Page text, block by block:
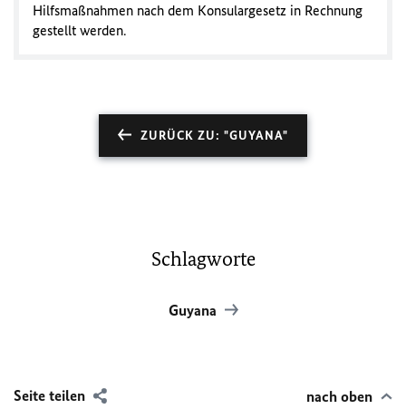
Hilfsmaßnahmen nach dem Konsulargesetz in Rechnung
gestellt werden.
ZURÜCK ZU: "GUYANA"
Schlagworte
Guyana
Seite teilen nach oben